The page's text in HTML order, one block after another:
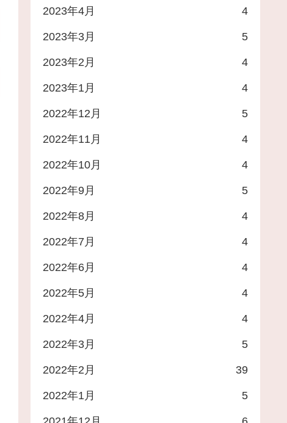
2023年4月 4
2023年3月 5
2023年2月 4
2023年1月 4
2022年12月 5
2022年11月 4
2022年10月 4
2022年9月 5
2022年8月 4
2022年7月 4
2022年6月 4
2022年5月 4
2022年4月 4
2022年3月 5
2022年2月 39
2022年1月 5